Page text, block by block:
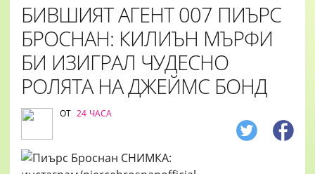
БИВШИЯТ АГЕНТ 007 ПИЪРС
БРОСНАН: КИЛИЪН МЪРФИ
БИ ИЗИГРАЛ ЧУДЕСНО
РОЛЯТА НА ДЖЕЙМС БОНД
ОТ 24 ЧАСА